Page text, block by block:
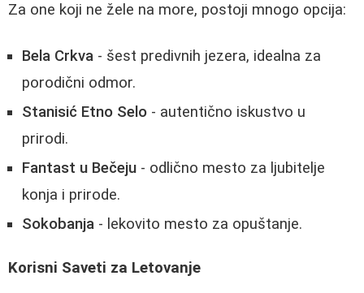
Za one koji ne žele na more, postoji mnogo opcija:
Bela Crkva - šest predivnih jezera, idealna za
porodični odmor.
Stanisić Etno Selo - autentično iskustvo u
prirodi.
Fantast u Bečeju - odlično mesto za ljubitelje
konja i prirode.
Sokobanja - lekovito mesto za opuštanje.
Korisni Saveti za Letovanje